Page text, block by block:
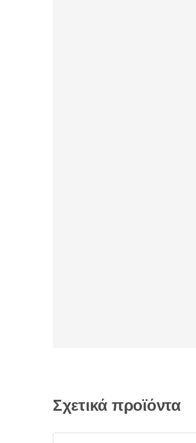
Σχετικά προϊόντα